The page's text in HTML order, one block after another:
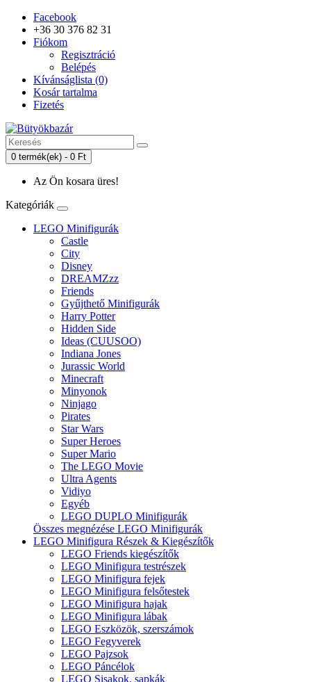
Facebook
+36 30 376 82 31
Fiókom
Regisztráció
Belépés
Kívánságlista (0)
Kosár tartalma
Fizetés
0 termék(ek) - 0 Ft
Az Ön kosara üres!
Kategóriák
LEGO Minifigurák
Castle
City
Disney
DREAMZzz
Friends
Gyűjthető Minifigurák
Harry Potter
Hidden Side
Ideas (CUUSOO)
Indiana Jones
Jurassic World
Minecraft
Minyonok
Ninjago
Pirates
Star Wars
Super Heroes
Super Mario
The LEGO Movie
Ultra Agents
Vidiyo
Egyéb
LEGO DUPLO Minifigurák
Összes megnézése LEGO Minifigurák
LEGO Minifigura Részek & Kiegészítők
LEGO Friends kiegészítők
LEGO Minifigura testrészek
LEGO Minifigura fejek
LEGO Minifigura felsőtestek
LEGO Minifigura hajak
LEGO Minifigura lábak
LEGO Eszközök, szerszámok
LEGO Fegyverek
LEGO Pajzsok
LEGO Páncélok
LEGO Sisakok, sapkák